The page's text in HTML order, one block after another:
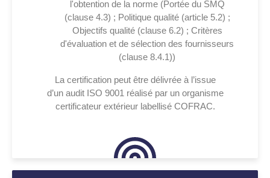
l'obtention de la norme (Portée du SMQ
(clause 4.3) ; Politique qualité (article 5.2) ;
Objectifs qualité (clause 6.2) ; Critères
d'évaluation et de sélection des fournisseurs
(clause 8.4.1))
La certification peut être délivrée à l’issue
d’un audit ISO 9001 réalisé par un organisme
certificateur extérieur labellisé COFRAC.